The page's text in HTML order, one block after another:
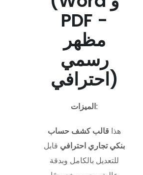
PDF -
مظهر
رسمي
احترافي)
الميزات:
هذا قالب كشف حساب
بنكي تجاري احترافي قابل
للتعديل بالكامل وبدقة